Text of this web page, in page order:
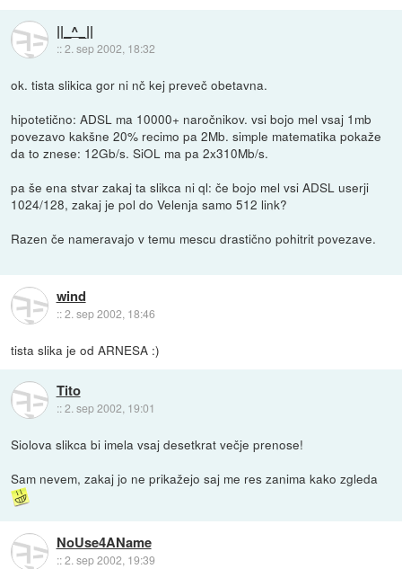
||_^_||
::2. sep 2002, 18:32
ok. tista slikica gor ni nč kej preveč obetavna.
hipotetično: ADSL ma 10000+ naročnikov. vsi bojo mel vsaj 1mb
povezavo kakšne 20% recimo pa 2Mb. simple matematika pokaže
da to znese: 12Gb/s. SiOL ma pa 2x310Mb/s.
pa še ena stvar zakaj ta slikca ni ql: če bojo mel vsi ADSL userji
1024/128, zakaj je pol do Velenja samo 512 link?
Razen če nameravajo v temu mescu drastično pohitrit povezave.
wind
::2. sep 2002, 18:46
tista slika je od ARNESA :)
Tito
::2. sep 2002, 19:01
Siolova slikca bi imela vsaj desetkrat večje prenose!
Sam nevem, zakaj jo ne prikažejo saj me res zanima kako zgleda
NoUse4AName
::2. sep 2002, 19:39